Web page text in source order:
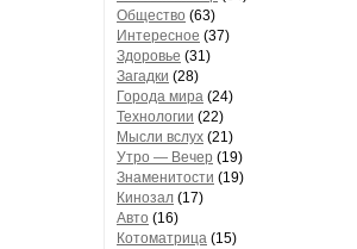
Общество (63)
Интересное (37)
Здоровье (31)
Загадки (28)
Города мира (24)
Технологии (22)
Мысли вслух (21)
Утро — Вечер (19)
Знаменитости (19)
Кинозал (17)
Авто (16)
Котоматрица (15)